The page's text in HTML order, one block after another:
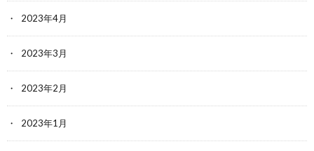
2023年4月
2023年3月
2023年2月
2023年1月